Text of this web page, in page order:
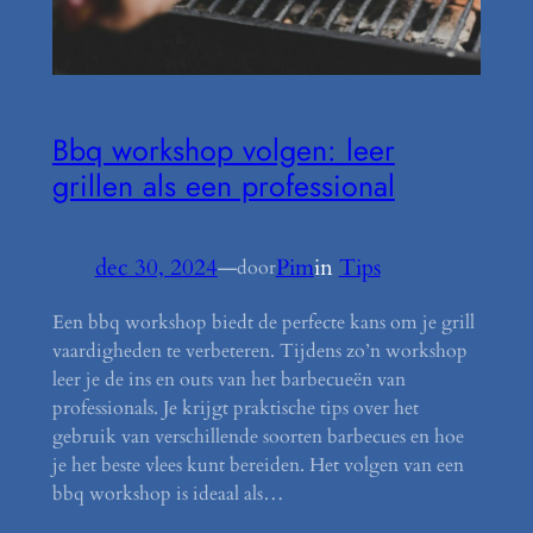
Bbq workshop volgen: leer
grillen als een professional
dec 30, 2024—doorPiminTips
Een bbq workshop biedt de perfecte kans om je grill
vaardigheden te verbeteren. Tijdens zo’n workshop
leer je de ins en outs van het barbecueën van
professionals. Je krijgt praktische tips over het
gebruik van verschillende soorten barbecues en hoe
je het beste vlees kunt bereiden. Het volgen van een
bbq workshop is ideaal als…